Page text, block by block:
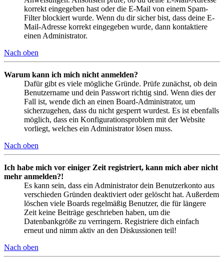
korrekt eingegeben hast oder die E-Mail von einem Spam-
Filter blockiert wurde. Wenn du dir sicher bist, dass deine E-
Mail-Adresse korrekt eingegeben wurde, dann kontaktiere
einen Administrator.
Nach oben
Warum kann ich mich nicht anmelden?
Dafür gibt es viele mögliche Gründe. Prüfe zunächst, ob dein
Benutzername und dein Passwort richtig sind. Wenn dies der
Fall ist, wende dich an einen Board-Administrator, um
sicherzugehen, dass du nicht gesperrt wurdest. Es ist ebenfalls
möglich, dass ein Konfigurationsproblem mit der Website
vorliegt, welches ein Administrator lösen muss.
Nach oben
Ich habe mich vor einiger Zeit registriert, kann mich aber nicht
mehr anmelden?!
Es kann sein, dass ein Administrator dein Benutzerkonto aus
verschieden Gründen deaktiviert oder gelöscht hat. Außerdem
löschen viele Boards regelmäßig Benutzer, die für längere
Zeit keine Beiträge geschrieben haben, um die
Datenbankgröße zu verringern. Registriere dich einfach
erneut und nimm aktiv an den Diskussionen teil!
Nach oben